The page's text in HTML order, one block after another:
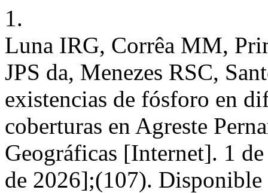
1.
Luna IRG, Corrêa MM,
JPS da, Menezes RSC,
existencias de fósforo en
coberturas en Agreste
Geográficas [Internet]. 1
de 2026];(107). Disponible